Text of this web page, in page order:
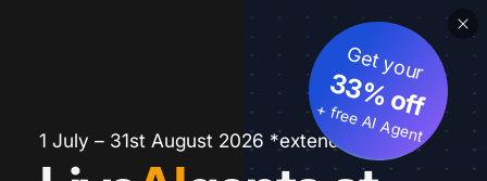
1 July – 31st August 2026 *extended
Get your
33% off
+ free AI Agent